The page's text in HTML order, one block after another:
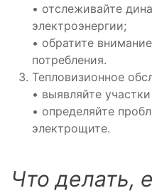
• отслеживайте
электроэнергии;
• обратите
потребления.
Тепловизионное
• выявляйте
• определяйте
электрощите.
Что делать,